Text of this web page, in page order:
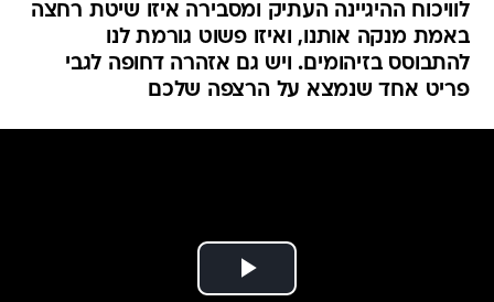
לוויכוח ההיגיינה העתיק ומסבירה איזו שיטת רחצה
באמת מנקה אותנו, ואיזו פשוט גורמת לנו
להתבוסס בזיהומים. ויש גם אזהרה דחופה לגבי
פריט אחד שנמצא על הרצפה שלכם